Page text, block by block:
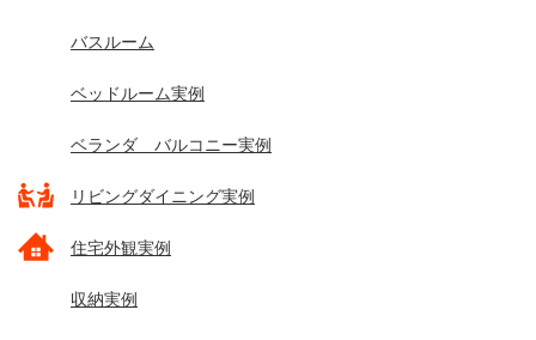
バスルーム
ベッドルーム実例
ベランダ バルコニー実例
リビングダイニング実例
住宅外観実例
収納実例